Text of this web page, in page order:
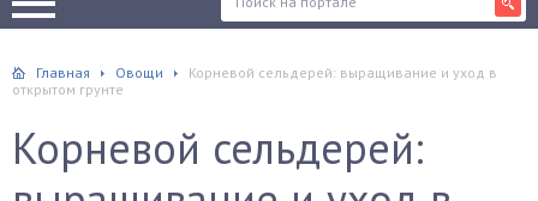
Главная Овощи
Корневой сельдерей: выращивание и уход в
открытом грунте
Корневой сельдерей: